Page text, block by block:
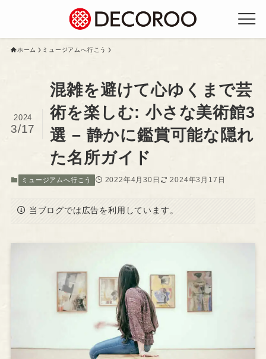
ホーム ミュージアムへ行こう
混雑を避けて心ゆくまで芸
術を楽しむ: 小さな美術館3
選 – 静かに鑑賞可能な隠れ
た名所ガイド
2024
3/17
ミュージアムへ行こう 2022年4月30日 2024年3月17日
当ブログでは広告を利用しています。